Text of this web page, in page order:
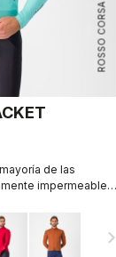
ROSSO CORSA
de las
impermeable,
AirCore™.
navigate_next